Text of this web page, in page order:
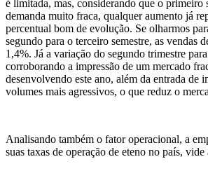
é limitada, mas, considerando que o primeiro
demanda muito fraca, qualquer aumento já
percentual bom de evolução. Se olharmos
segundo para o terceiro semestre, as vendas
1,4%. Já a variação do segundo trimestre
corroborando a impressão de um mercado
desenvolvendo este ano, além da entrada de
volumes mais agressivos, o que reduz o
Analisando também o fator operacional, a
suas taxas de operação de eteno no país,